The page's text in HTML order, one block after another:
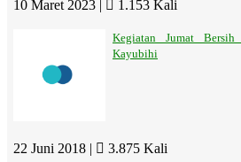
10 Maret 2023 | 1.153 Kali
Kegiatan Jumat
Kayubihi
22 Juni 2018 | 3.875 Kali